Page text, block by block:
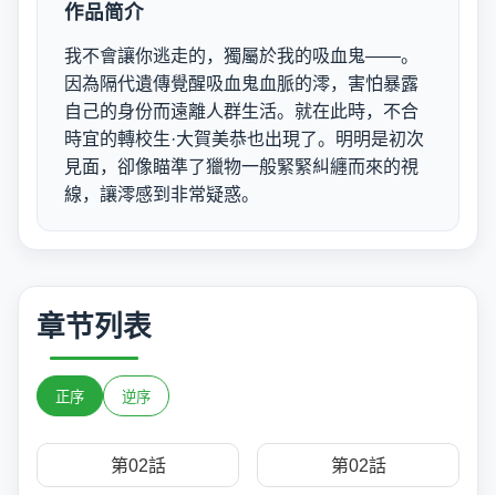
作品简介
我不會讓你逃走的，獨屬於我的吸血鬼——。
因為隔代遺傳覺醒吸血鬼血脈的澪，害怕暴露
自己的身份而遠離人群生活。就在此時，不合
時宜的轉校生·大賀美恭也出現了。明明是初次
見面，卻像瞄準了獵物一般緊緊糾纏而來的視
線，讓澪感到非常疑惑。
章节列表
正序 逆序
第02話 第02話